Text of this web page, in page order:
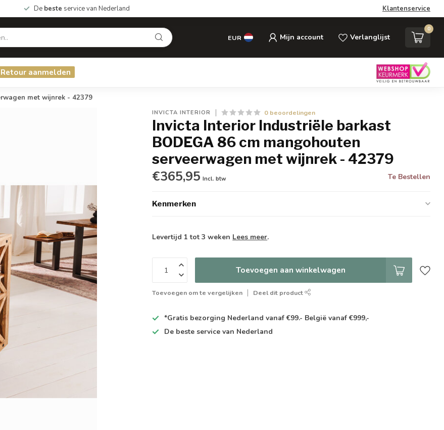
De beste service van Nederland Klantenservice
EUR Mijn account Verlanglijst
0
Retour aanmelden
met wijnrek - 42379
INVICTA INTERIOR 0 beoordelingen
Invicta Interior Industriële barkast
BODEGA 86 cm mangohouten
serveerwagen met wijnrek - 42379
€365,95 Incl. btw Te Bestellen
Kenmerken
Levertijd 1 tot 3 weken Lees meer.
Toevoegen aan winkelwagen
Toevoegen om te vergelijken Deel dit product
*Gratis bezorging Nederland vanaf €99.- België vanaf €999,-
De beste service van Nederland